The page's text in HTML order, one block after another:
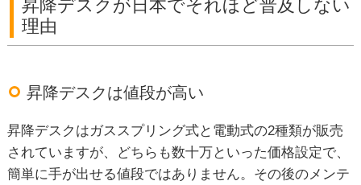
昇降デスクが日本でそれほど普及しない
理由
昇降デスクは値段が高い
昇降デスクはガススプリング式と電動式の2種類が販売
されていますが、どちらも数十万といった価格設定で、
簡単に手が出せる値段ではありません。その後のメンテ